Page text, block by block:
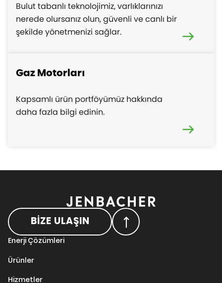
Bulut tabanlı teknolojimiz, varlıklarınızı
nerede olursanız olun, güvenli ve canlı bir
şekilde yönetmenizi sağlar.
Gaz Motorları
Kapsamlı ürün portföyümüz hakkında
daha fazla bilgi edinin.
BİZE ULAŞIN
Enerji Çözümleri
Ürünler
Hizmetler